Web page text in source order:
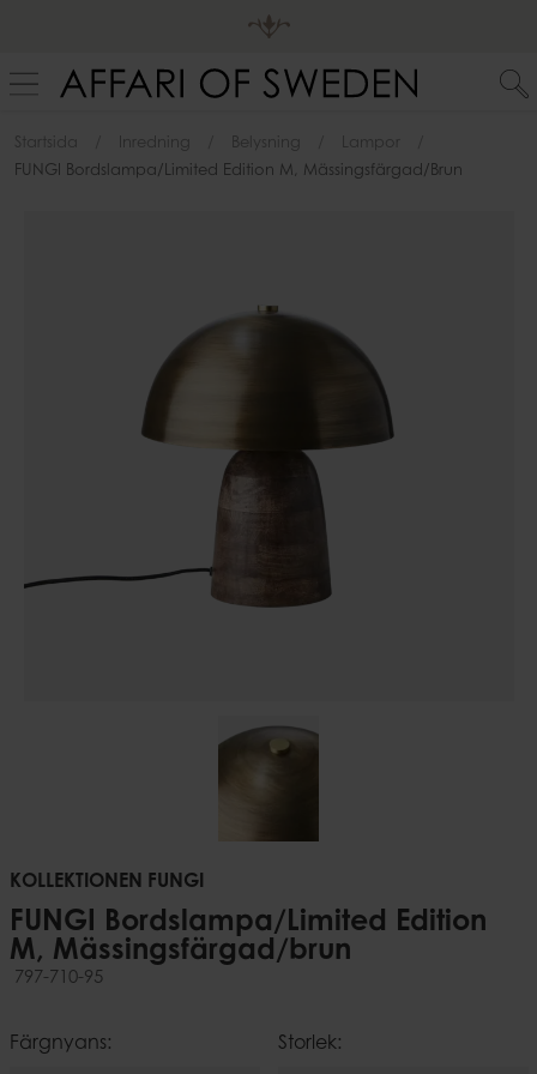
Startsida Inredning Belysning
Lampor
FUNGI Bordslampa/Limited Edition M, Mässingsfärgad/brun
KOLLEKTIONEN FUNGI
FUNGI Bordslampa/Limited Edition
M, Mässingsfärgad/brun
797-710-95
Färgnyans: Storlek: